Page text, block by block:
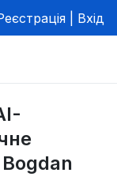
| Вхід